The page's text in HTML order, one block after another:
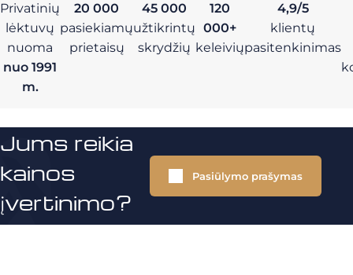
Privatinių
lėktuvų
nuoma
nuo 1991
m.
20 000
pasiekiamų
prietaisų
45 000
užtikrintų
skrydžių
120
000+
keleivių
4,9/5
klientų
pasitenkinimas
Jums reikia
kainos
įvertinimo?
Pasiūlymo prašymas